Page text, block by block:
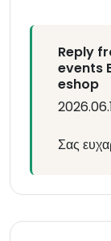
Reply
events
eshop
Σας